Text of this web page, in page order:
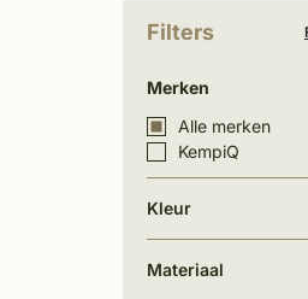
Filters
Merken
Alle merken
KempiQ
Kleur
Materiaal